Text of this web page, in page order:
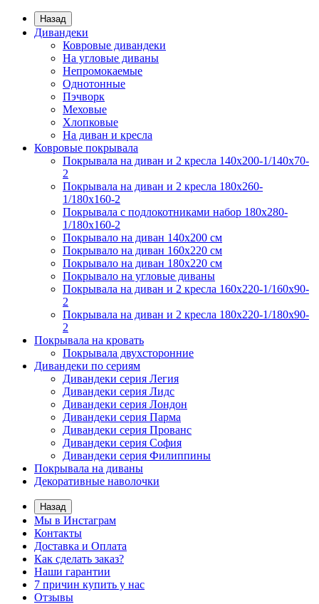
Назад
Дивандеки
Ковровые дивандеки
На угловые диваны
Непромокаемые
Однотонные
Пэчворк
Меховые
Хлопковые
На диван и кресла
Ковровые покрывала
Покрывала на диван и 2 кресла 140х200-1/140х70-
2
Покрывала на диван и 2 кресла 180х260-
1/180х160-2
Покрывала с подлокотниками набор 180х280-
1/180х160-2
Покрывало на диван 140х200 см
Покрывало на диван 160х220 см
Покрывало на диван 180х220 см
Покрывало на угловые диваны
Покрывала на диван и 2 кресла 160х220-1/160х90-
2
Покрывала на диван и 2 кресла 180х220-1/180х90-
2
Покрывала на кровать
Покрывала двухсторонние
Дивандеки по сериям
Дивандеки серия Легия
Дивандеки серия Лидс
Дивандеки серия Лондон
Дивандеки серия Парма
Дивандеки серия Прованс
Дивандеки серия София
Дивандеки серия Филиппины
Покрывала на диваны
Декоративные наволочки
Назад
Мы в Инстаграм
Контакты
Доставка и Оплата
Как сделать заказ?
Наши гарантии
7 причин купить у нас
Отзывы